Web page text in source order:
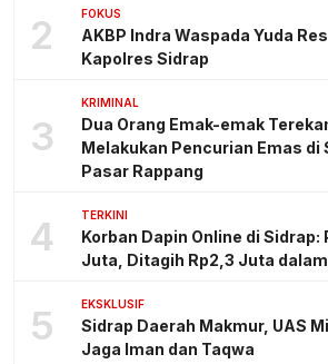
2 FOKUS
AKBP Indra Waspada Yuda
Kapolres Sidrap
3
KRIMINAL
Dua Orang Emak-emak
Melakukan Pencurian Emas di
Pasar Rappang
4 TERKINI
Korban Dapin Online di Sidrap:
Juta, Ditagih Rp2,3 Juta
5 EKSKLUSIF
Sidrap Daerah Makmur, UAS
Jaga Iman dan Taqwa